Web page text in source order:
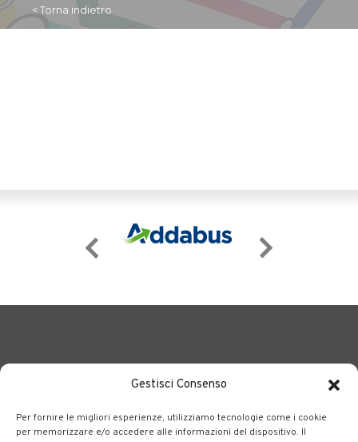
Gestisci Consenso
Per fornire le migliori esperienze, utilizziamo tecnologie come i cookie
per memorizzare e/o accedere alle informazioni del dispositivo. Il
< Torna indietro
BERGAMO TRASPORTI portale delle tre società Consortili